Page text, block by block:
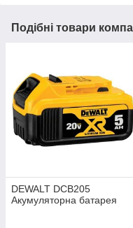
Подібні товари
DEWALT DCB205
Акумуляторна батарея